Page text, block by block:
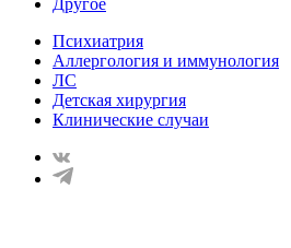
Другое
Психиатрия
Аллергология и иммунология
ЛС
Детская хирургия
Клинические случаи